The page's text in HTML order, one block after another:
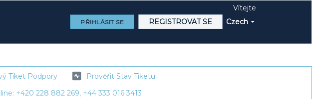
Czech
Vítejte
PŘIHLÁSIT SE REGISTROVAT SE
Tiket Podpory
Prověřit Stav Tiketu
+420 228 882 269, +44 333 016 3413